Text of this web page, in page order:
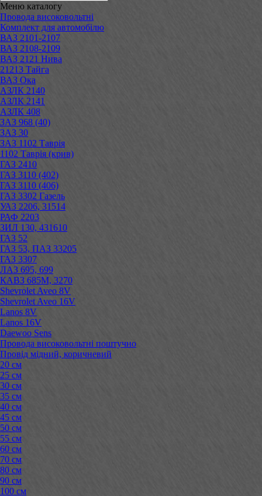
Меню каталогу
Провода високовольтні
Комплект для автомобілю
ВАЗ 2101-2107
ВАЗ 2108-2109
ВАЗ 2121 Нива
21213 Тайга
ВАЗ Ока
АЗЛК 2140
АЗЛК 2141
АЗЛК 408
ЗАЗ 968 (40)
ЗАЗ 30
ЗАЗ 1102 Таврія
1102 Таврія (крив)
ГАЗ 2410
ГАЗ 3110 (402)
ГАЗ 3110 (406)
ГАЗ 3302 Газель
УАЗ 2206, 31514
РАФ 2203
ЗИЛ 130, 431610
ГАЗ 52
ГАЗ 53, ПАЗ 33205
ГАЗ 3307
ЛАЗ 695, 699
КАВЗ 685М, 3270
Shevrolet Aveo 8V
Shevrolet Aveo 16V
Lanos 8V
Lanos 16V
Daewoo Sens
Провода високовольтні поштучно
Провід мідний, коричневий
20 см
25 см
30 см
35 см
40 см
45 см
50 см
55 см
60 см
70 см
80 см
90 см
100 см